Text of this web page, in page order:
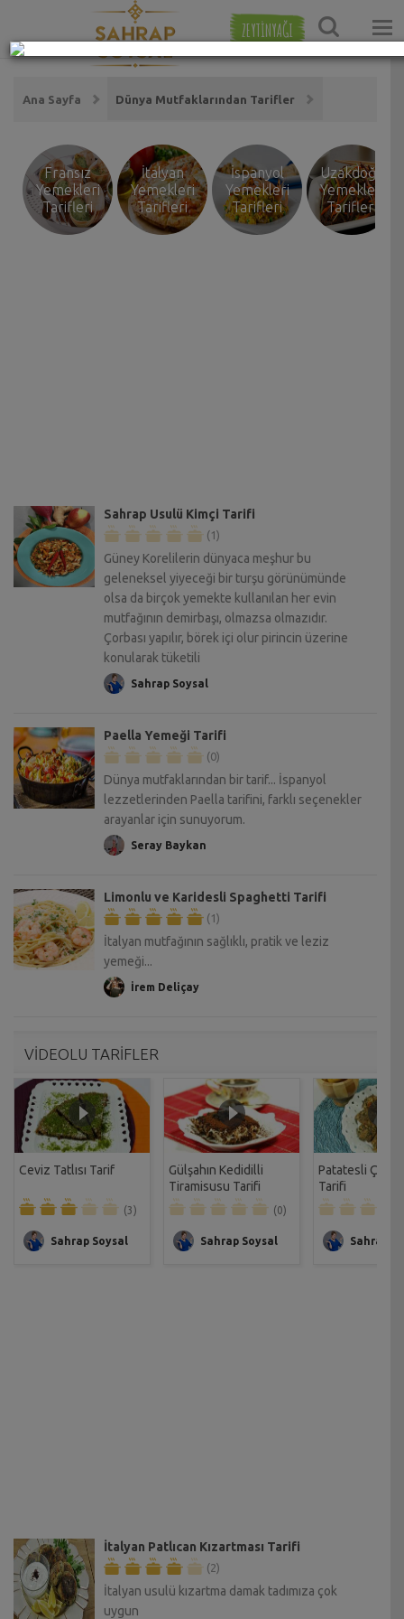
ZEYTİNYAĞI
Ana Sayfa Dünya Mutfaklarından Tarifler
Fransız
Yemekleri
Tarifleri
İtalyan
Yemekleri
Tarifleri
İspanyol
Yemekleri
Tarifleri
Uzakdoğu
Yemekleri
Tarifleri
Sahrap Usulü Kimçi Tarifi
(1)
Güney Korelilerin dünyaca meşhur bu
geleneksel yiyeceği bir turşu görünümünde
olsa da birçok yemekte kullanılan her evin
mutfağının demirbaşı, olmazsa olmazıdır.
Çorbası yapılır, börek içi olur pirincin üzerine
konularak tüketili
Sahrap Soysal
Paella Yemeği Tarifi
(0)
Dünya mutfaklarından bir tarif... İspanyol
lezzetlerinden Paella tarifini, farklı seçenekler
arayanlar için sunuyorum.
Seray Baykan
Limonlu ve Karidesli Spaghetti Tarifi
(1)
İtalyan mutfağının sağlıklı, pratik ve leziz
yemeği...
İrem Deliçay
VİDEOLU TARİFLER
Ceviz Tatlısı Tarif
(3)
Sahrap Soysal
Gülşahın Kedidilli
Tiramisusu Tarifi
(0)
Sahrap Soysal
Patatesli Çıtır
Tarifi
Sahrap
İtalyan Patlıcan Kızartması Tarifi
(2)
İtalyan usulü kızartma damak tadımıza çok
uygun